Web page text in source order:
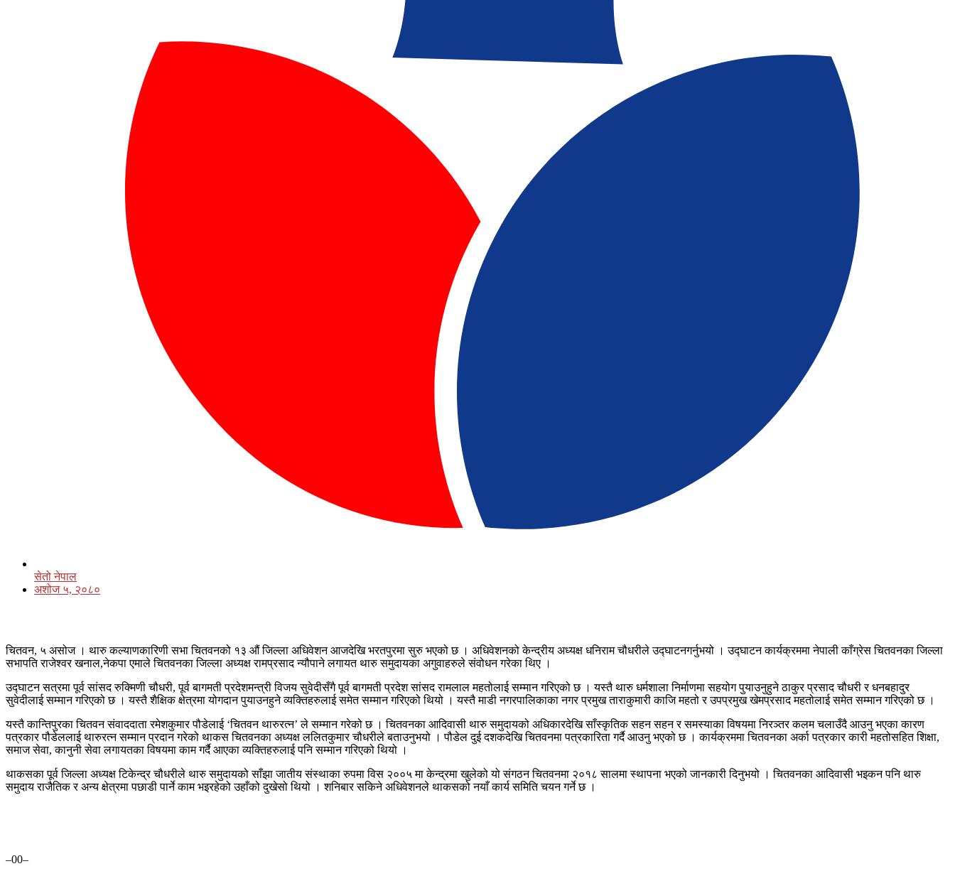
सेतो नेपाल
अशोज ५, २०८०
चितवन, ५ असोज । थारु कल्याणकारिणी सभा चितवनको १३ औं जिल्ला अधिवेशन आजदेखि भरतपुरमा सुरु भएको छ । अधिवेशनको केन्द्रीय अध्यक्ष धनिराम चौधरीले उद्घाटनगर्नुभयो । उद्घाटन कार्यक्रममा नेपाली काँग्रेस चितवनका जिल्ला
सभापति राजेश्वर खनाल,नेकपा एमाले चितवनका जिल्ला अध्यक्ष रामप्रसाद न्यौपाने लगायत थारु समुदायका अगुवाहरुले संवोधन गरेका थिए ।
उद्घाटन सत्रमा पूर्व सांसद रुक्मिणी चौधरी, पूर्व बागमती प्रदेशमन्त्री विजय सुवेदीसँगै पूर्व बागमती प्रदेश सांसद रामलाल महतोलाई सम्मान गरिएको छ । यस्तै थारु धर्मशाला निर्माणमा सहयोग पुयाउनुहुने ठाकुर प्रसाद चौधरी र धनबहादुर
सुवेदीलाई सम्मान गरिएको छ । यस्तै शैक्षिक क्षेत्रमा योगदान पुयाउनहुने व्यक्तिहरुलाई समेत सम्मान गरिएको थियो । यस्तै माडी नगरपालिकाका नगर प्रमुख ताराकुमारी काजि महतो र उपप्रमुख खेमप्रसाद महतोलाई समेत सम्मान गरिएको छ ।
यस्तै कान्तिपुरका चितवन संवाददाता रमेशकुमार पौडेलाई ‘चितवन थारुरत्न’ ले सम्मान गरेको छ । चितवनका आदिवासी थारु समुदायको अधिकारदेखि साँस्कृतिक सहन सहन र समस्याका विषयमा निरञ्तर कलम चलाउँदै आउनु भएका कारण
पत्रकार पौडेललाई थारुरत्न सम्मान प्रदान गरेको थाकस चितवनका अध्यक्ष ललितकुमार चौधरीले बताउनुभयो । पौडेल दुई दशकदेखि चितवनमा पत्रकारिता गर्दै आउनु भएको छ । कार्यक्रममा चितवनका अर्का पत्रकार कारी महतोसहित शिक्षा,
समाज सेवा, कानुनी सेवा लगायतका विषयमा काम गर्दै आएका व्यक्तिहरुलाई पनि सम्मान गरिएको थियो ।
थाकसका पूर्व जिल्ला अध्यक्ष टिकेन्द्र चौधरीले थारु समुदायको साँझा जातीय संस्थाका रुपमा विस २००५ मा केन्द्रमा खुलेको यो संगठन चितवनमा २०१८ सालमा स्थापना भएको जानकारी दिनुभयो । चितवनका आदिवासी भइकन पनि थारु
समुदाय राजैतिक र अन्य क्षेत्रमा पछाडी पार्ने काम भइरहेको उहाँको दुखेसो थियो । शनिबार सकिने अधिवेशनले थाकसको नयाँ कार्य समिति चयन गर्ने छ ।
–00–